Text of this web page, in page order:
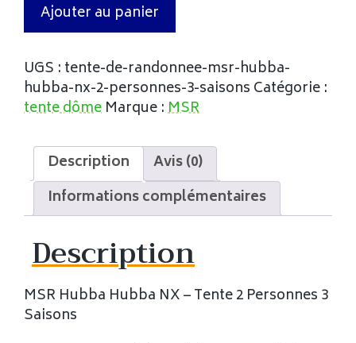
Ajouter au panier
UGS : tente-de-randonnee-msr-hubba-
hubba-nx-2-personnes-3-saisons Catégorie :
tente dôme Marque :MSR
Description
Avis (0)
Informations complémentaires
Description
MSR Hubba Hubba NX – Tente 2 Personnes 3
Saisons